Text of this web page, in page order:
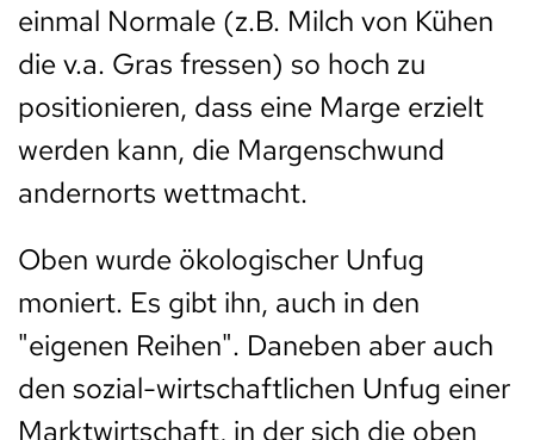
einmal Normale (z.B. Milch von Kühen
die v.a. Gras fressen) so hoch zu
positionieren, dass eine Marge erzielt
werden kann, die Margenschwund
andernorts wettmacht.
Oben wurde ökologischer Unfug
moniert. Es gibt ihn, auch in den
"eigenen Reihen". Daneben aber auch
den sozial-wirtschaftlichen Unfug einer
Marktwirtschaft, in der sich die oben